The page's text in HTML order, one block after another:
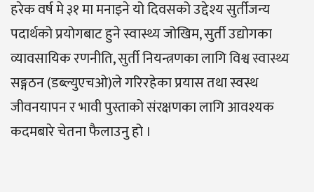
हरेक वर्ष मे ३१ मा मनाइने यो दिवसको उद्देश्य सुर्तीजन्य
पदार्थको प्रयोगबाट हुने स्वास्थ्य जोखिम, सुर्ती उद्योगका
व्यावसायिक रणनीति, सुर्ती नियन्त्रणका लागि विश्व स्वास्थ्य
सङ्गठन (डब्ल्युएचओ)ले गरिरहेका प्रयास तथा स्वस्थ
जीवनयापन र भावी पुस्ताको संरक्षणका लागि आवश्यक
कदमबारे चेतना फैलाउनु हो ।